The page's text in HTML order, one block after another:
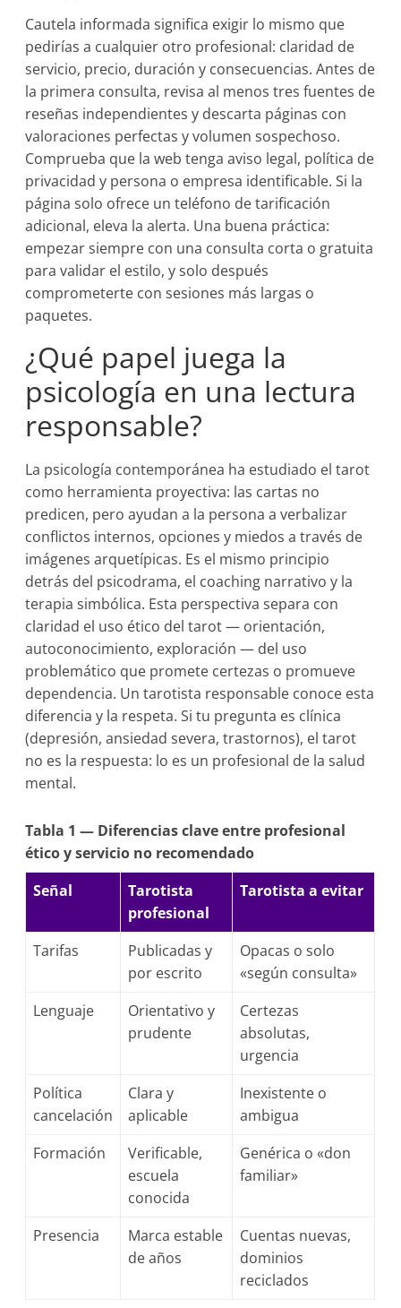
Cautela informada significa exigir lo mismo que
pedirías a cualquier otro profesional: claridad de
servicio, precio, duración y consecuencias. Antes de
la primera consulta, revisa al menos tres fuentes de
reseñas independientes y descarta páginas con
valoraciones perfectas y volumen sospechoso.
Comprueba que la web tenga aviso legal, política de
privacidad y persona o empresa identificable. Si la
página solo ofrece un teléfono de tarificación
adicional, eleva la alerta. Una buena práctica:
empezar siempre con una consulta corta o gratuita
para validar el estilo, y solo después
comprometerte con sesiones más largas o
paquetes.
¿Qué papel juega la
psicología en una lectura
responsable?
La psicología contemporánea ha estudiado el tarot
como herramienta proyectiva: las cartas no
predicen, pero ayudan a la persona a verbalizar
conflictos internos, opciones y miedos a través de
imágenes arquetípicas. Es el mismo principio
detrás del psicodrama, el coaching narrativo y la
terapia simbólica. Esta perspectiva separa con
claridad el uso ético del tarot — orientación,
autoconocimiento, exploración — del uso
problemático que promete certezas o promueve
dependencia. Un tarotista responsable conoce esta
diferencia y la respeta. Si tu pregunta es clínica
(depresión, ansiedad severa, trastornos), el tarot
no es la respuesta: lo es un profesional de la salud
mental.
Tabla 1 — Diferencias clave entre profesional
ético y servicio no recomendado
Señal
Tarotista
profesional
Tarotista a evitar
Tarifas
Publicadas y
por escrito
Opacas o solo
«según consulta»
Lenguaje
Orientativo y
prudente
Certezas
absolutas,
urgencia
Política
cancelación
Clara y
aplicable
Inexistente o
ambigua
Formación
Verificable,
escuela
conocida
Genérica o «don
familiar»
Presencia
Marca estable
de años
Cuentas nuevas,
dominios
reciclados